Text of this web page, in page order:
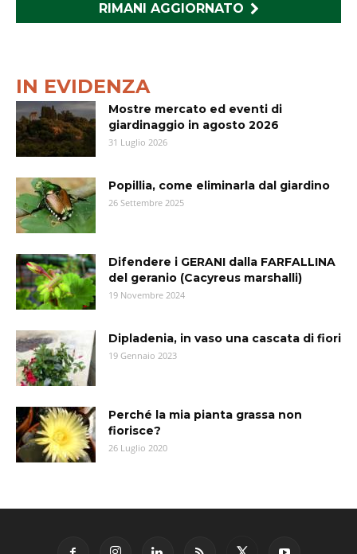
RIMANI AGGIORNATO
IN EVIDENZA
Mostre mercato ed eventi di
giardinaggio in agosto 2026
31 Luglio 2026
Popillia, come eliminarla dal giardino
26 Settembre 2025
Difendere i GERANI dalla FARFALLINA
del geranio (Cacyreus marshalli)
19 Novembre 2024
Dipladenia, in vaso una cascata di fiori
19 Gennaio 2023
Perché la mia pianta grassa non
fiorisce?
26 Luglio 2020